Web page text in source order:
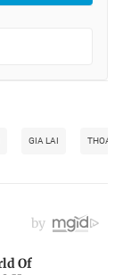
GIA LAI THOÁT LŨ